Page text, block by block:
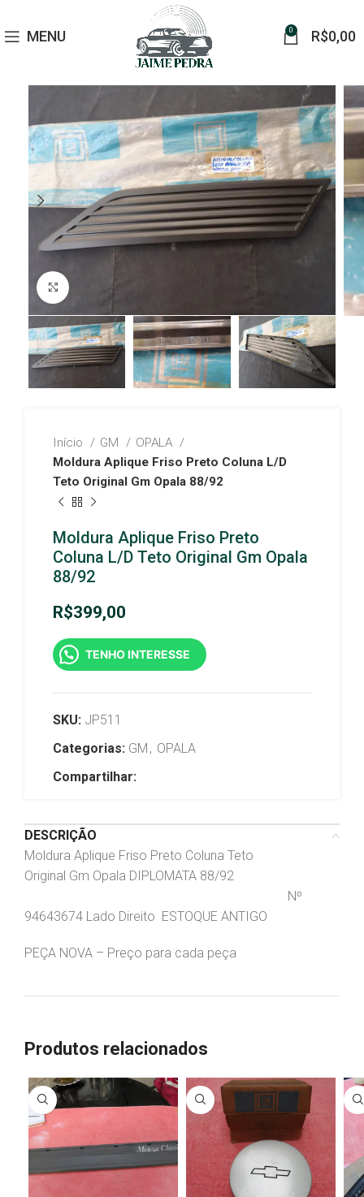
MENU 0 R$0,00
Click to enlarge
Início GM
OPALA
Moldura Aplique Friso Preto Coluna L/D
Teto Original Gm Opala 88/92
Moldura Aplique Friso Preto
Coluna L/D Teto Original Gm Opala
88/92
R$399,00
TENHO INTERESSE
SKU: JP511
Categorias: GM , OPALA
Compartilhar:
DESCRIÇÃO
Moldura Aplique Friso Preto Coluna Teto
Original Gm Opala DIPLOMATA 88/92
Nº
94643674 Lado Direito ESTOQUE ANTIGO
PEÇA NOVA – Preço para cada peça
Produtos relacionados